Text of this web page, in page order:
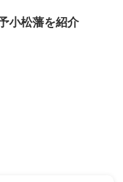
小松藩を紹介